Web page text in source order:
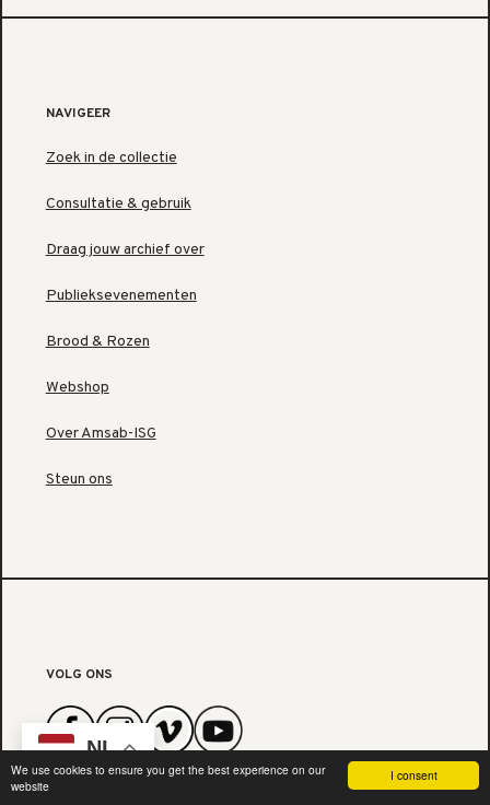
I consent
We use cookies to ensure you get the best experience on our
website
NAVIGEER
Zoek in de collectie
Consultatie & gebruik
Draag jouw archief over
Publieksevenementen
Brood & Rozen
Webshop
Over Amsab-ISG
Steun ons
VOLG ONS
NL